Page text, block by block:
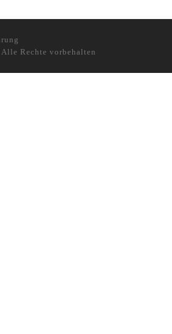
Rechte vorbehalten